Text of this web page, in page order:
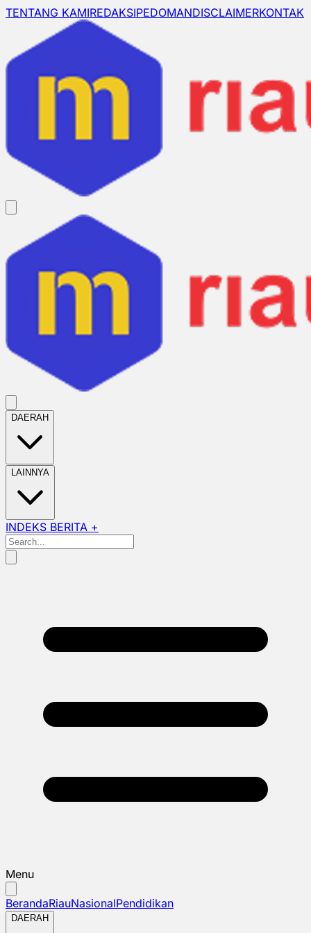
TENTANG KAMIREDAKSIPEDOMANDISCLAIMERKONTAK
DAERAH
LAINNYA
INDEKS BERITA +
Menu
BerandaRiauNasionalPendidikan
DAERAH